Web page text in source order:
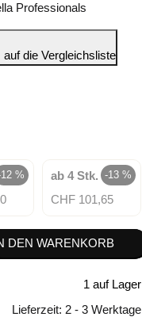
Professionals
auf die Vergleichsliste
% ab 4 Stk. -13 %
CHF 101,65
DEN WARENKORB
1 auf Lager
Lieferzeit: 2 - 3 Werktage